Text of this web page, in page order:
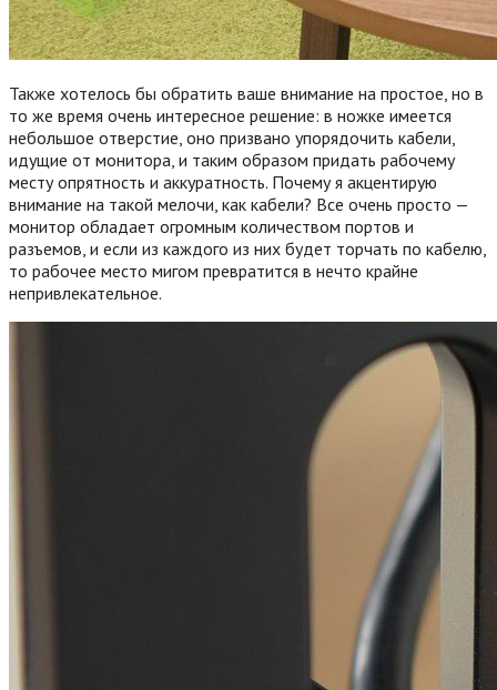
Также хотелось бы обратить ваше внимание на простое, но в
то же время очень интересное решение: в ножке имеется
небольшое отверстие, оно призвано упорядочить кабели,
идущие от монитора, и таким образом придать рабочему
месту опрятность и аккуратность. Почему я акцентирую
внимание на такой мелочи, как кабели? Все очень просто —
монитор обладает огромным количеством портов и
разъемов, и если из каждого из них будет торчать по кабелю,
то рабочее место мигом превратится в нечто крайне
непривлекательное.